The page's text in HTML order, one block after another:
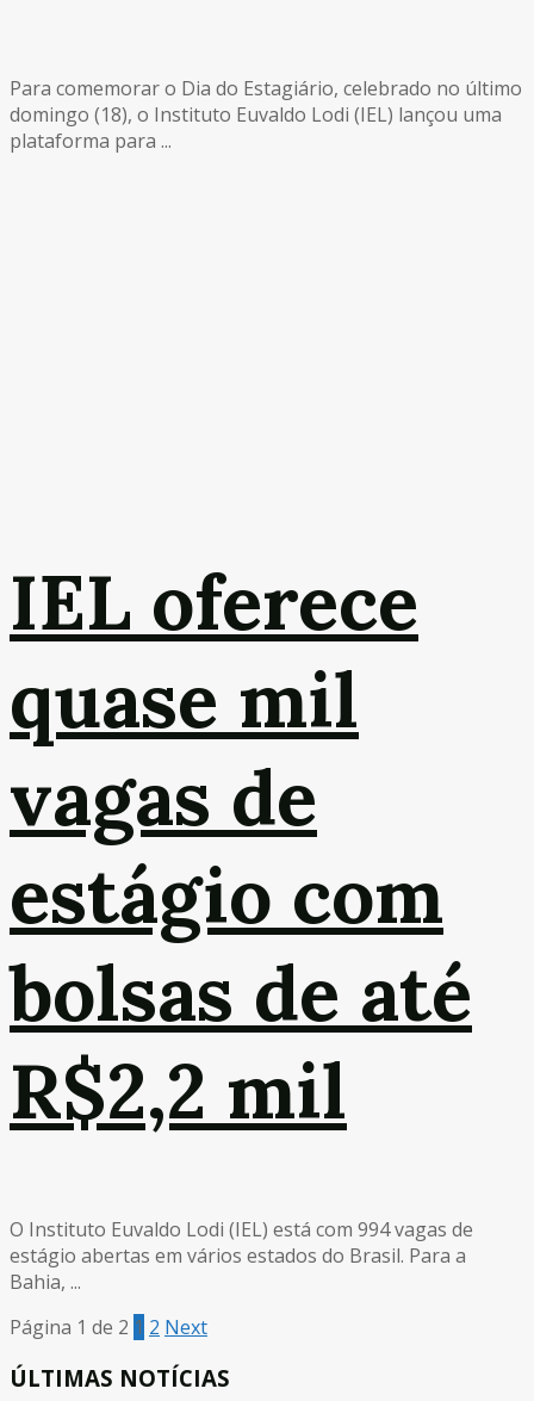
Para comemorar o Dia do Estagiário, celebrado no último
domingo (18), o Instituto Euvaldo Lodi (IEL) lançou uma
plataforma para ...
IEL oferece
quase mil
vagas de
estágio com
bolsas de até
R$2,2 mil
O Instituto Euvaldo Lodi (IEL) está com 994 vagas de
estágio abertas em vários estados do Brasil. Para a
Bahia, ...
Página 1 de 2 1 2 Next
ÚLTIMAS NOTÍCIAS